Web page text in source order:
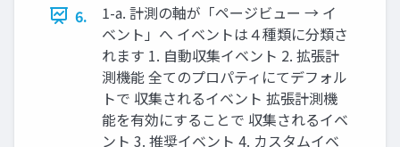
6.
1-a. 計測の軸が「ページビュー → イ
ベント」へ イベントは４種類に分類さ
れます 1. 自動収集イベント 2. 拡張計
測機能 全てのプロパティにてデフォル
トで 収集されるイベント 拡張計測機
能を有効にすることで 収集されるイベ
ント 3. 推奨イベント 4. カスタムイベ